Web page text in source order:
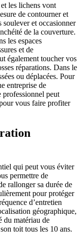
les lichens vont
de contourner et
et occasionner
de la couverture.
les espaces
et de
également toucher vos
réparations. Dans le
ou déplacées. Pour
entreprise de
professionnel peut
vous faire profiter
qui peut vous éviter
permettre de
rallonger sa durée de
pour protéger
d’entretien
géographique,
du matériau de
toit tous les 10 ans.